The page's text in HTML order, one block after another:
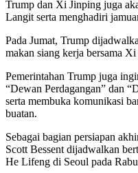
Trump dan Xi Jinping juga
Langit serta menghadiri
Pada Jumat, Trump
makan siang kerja bersama
Pemerintahan Trump juga
“Dewan Perdagangan” dan
serta membuka komunikasi
buatan.
Sebagai bagian persiapan
Scott Bessent dijadwalkan
He Lifeng di Seoul pada